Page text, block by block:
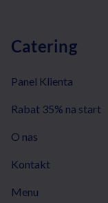
Catering
Panel Klienta
Rabat 35% na start
O nas
Kontakt
Menu